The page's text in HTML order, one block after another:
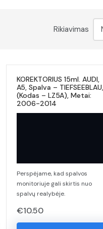
Rikiavimas
KOREKTORIUS 15ml. AUDI,
A5, Spalva – TIEFSEEBLAU,
(Kodas – LZ5A), Metai:
2006-2014
Perspėjame, kad spalvos
monitoriuje gali skirtis nuo
spalvų realybėje.
€10.50